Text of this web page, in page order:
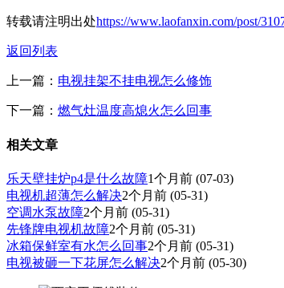
转载请注明出处https://www.laofanxin.com/post/
返回列表
上一篇： 电视挂架不挂电视怎么修饰
下一篇： 燃气灶温度高熄火怎么回事
相关文章
乐天壁挂炉p4是什么故障1个月前 (07-03)
电视机超薄怎么解决2个月前 (05-31)
空调水泵故障2个月前 (05-31)
先锋牌电视机故障2个月前 (05-31)
冰箱保鲜室有水怎么回事2个月前 (05-31)
电视被砸一下花屏怎么解决2个月前 (05-30)